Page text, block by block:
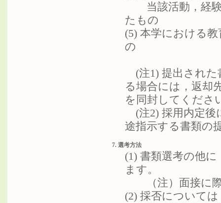
当該活動，経験
たもの
(5) 本学における
の
(注1) 提出された
る場合には，返却
を同封してくださ
(注2) 採用内定後
途指示する書類の
7. 選考方法
(1) 書類選考の他
ます。
（注）面接に際
(2) 採否について